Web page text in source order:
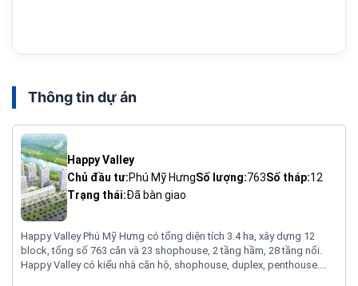
Thông tin dự án
Happy Valley
Chủ đầu tư:Phú Mỹ HưngSố lượng:763Số tháp:12
Trạng thái:Đã bàn giao
Happy Valley Phú Mỹ Hưng có tổng diện tích 3.4 ha, xây dựng 12
block, tổng số 763 căn và 23 shophouse, 2 tầng hầm, 28 tầng nổi.
Happy Valley có kiểu nhà căn hộ, shophouse, duplex, penthouse.